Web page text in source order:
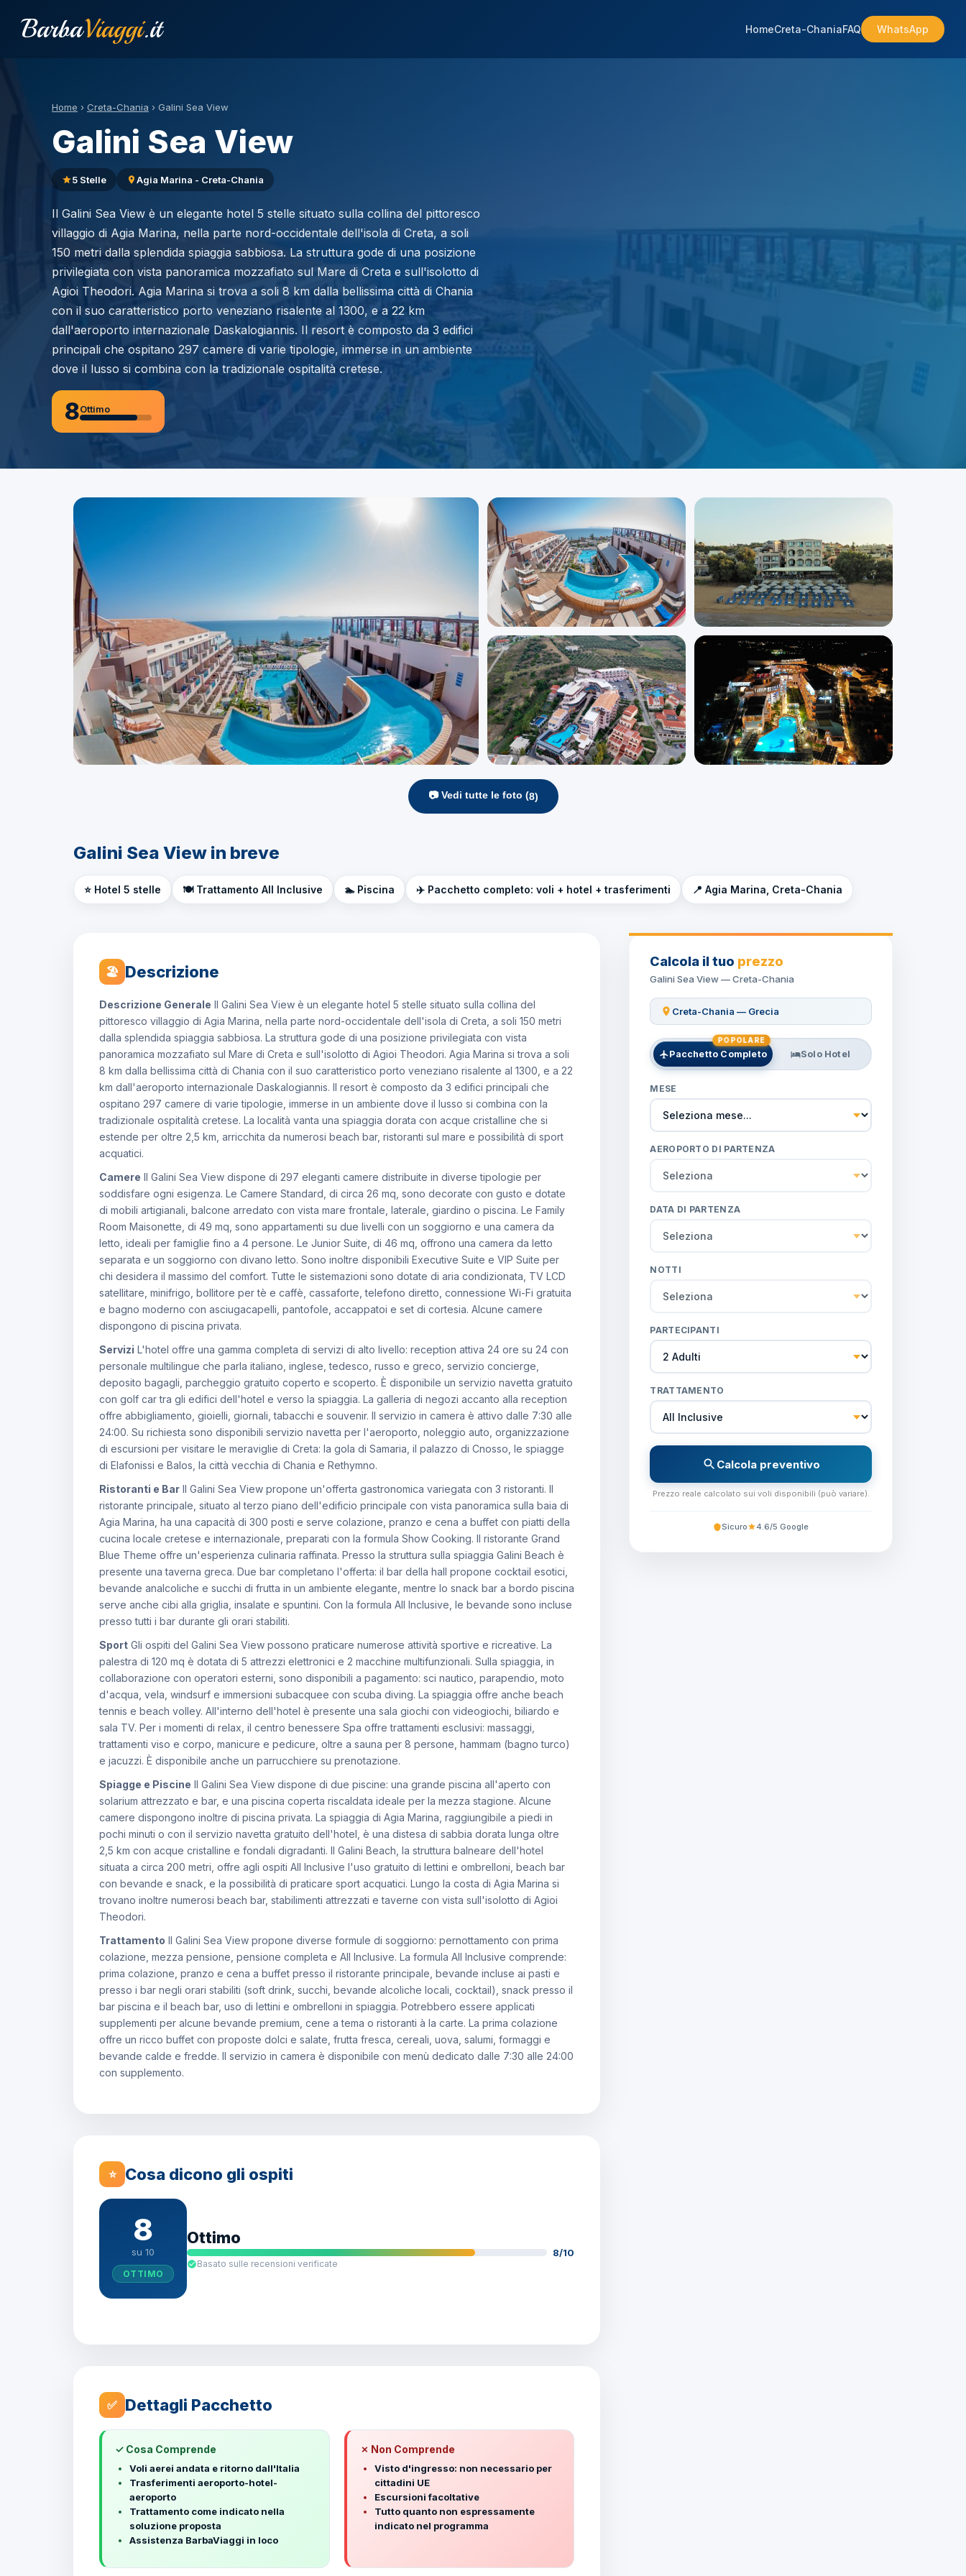
BarbaViaggi.it HomeCreta-ChaniaFAQ WhatsApp
Home › Creta-Chania › Galini Sea View
Galini Sea View
5 Stelle Agia Marina - Creta-Chania
Il Galini Sea View è un elegante hotel 5 stelle situato sulla collina del pittoresco
villaggio di Agia Marina, nella parte nord-occidentale dell'isola di Creta, a soli
150 metri dalla splendida spiaggia sabbiosa. La struttura gode di una posizione
privilegiata con vista panoramica mozzafiato sul Mare di Creta e sull'isolotto di
Agioi Theodori. Agia Marina si trova a soli 8 km dalla bellissima città di Chania
con il suo caratteristico porto veneziano risalente al 1300, e a 22 km
dall'aeroporto internazionale Daskalogiannis. Il resort è composto da 3 edifici
principali che ospitano 297 camere di varie tipologie, immerse in un ambiente
dove il lusso si combina con la tradizionale ospitalità cretese.
8Ottimo
📷 Vedi tutte le foto (8)
Galini Sea View in breve
⭐ Hotel 5 stelle 🍽️ Trattamento All Inclusive 🏊 Piscina ✈️ Pacchetto completo: voli + hotel + trasferimenti 📍 Agia Marina, Creta-Chania
🏖 Descrizione
Descrizione Generale Il Galini Sea View è un elegante hotel 5 stelle situato sulla collina del
pittoresco villaggio di Agia Marina, nella parte nord-occidentale dell'isola di Creta, a soli 150 metri
dalla splendida spiaggia sabbiosa. La struttura gode di una posizione privilegiata con vista
panoramica mozzafiato sul Mare di Creta e sull'isolotto di Agioi Theodori. Agia Marina si trova a soli
8 km dalla bellissima città di Chania con il suo caratteristico porto veneziano risalente al 1300, e a 22
km dall'aeroporto internazionale Daskalogiannis. Il resort è composto da 3 edifici principali che
ospitano 297 camere di varie tipologie, immerse in un ambiente dove il lusso si combina con la
tradizionale ospitalità cretese. La località vanta una spiaggia dorata con acque cristalline che si
estende per oltre 2,5 km, arricchita da numerosi beach bar, ristoranti sul mare e possibilità di sport
acquatici.
Camere Il Galini Sea View dispone di 297 eleganti camere distribuite in diverse tipologie per
soddisfare ogni esigenza. Le Camere Standard, di circa 26 mq, sono decorate con gusto e dotate
di mobili artigianali, balcone arredato con vista mare frontale, laterale, giardino o piscina. Le Family
Room Maisonette, di 49 mq, sono appartamenti su due livelli con un soggiorno e una camera da
letto, ideali per famiglie fino a 4 persone. Le Junior Suite, di 46 mq, offrono una camera da letto
separata e un soggiorno con divano letto. Sono inoltre disponibili Executive Suite e VIP Suite per
chi desidera il massimo del comfort. Tutte le sistemazioni sono dotate di aria condizionata, TV LCD
satellitare, minifrigo, bollitore per tè e caffè, cassaforte, telefono diretto, connessione Wi-Fi gratuita
e bagno moderno con asciugacapelli, pantofole, accappatoi e set di cortesia. Alcune camere
dispongono di piscina privata.
Servizi L'hotel offre una gamma completa di servizi di alto livello: reception attiva 24 ore su 24 con
personale multilingue che parla italiano, inglese, tedesco, russo e greco, servizio concierge,
deposito bagagli, parcheggio gratuito coperto e scoperto. È disponibile un servizio navetta gratuito
con golf car tra gli edifici dell'hotel e verso la spiaggia. La galleria di negozi accanto alla reception
offre abbigliamento, gioielli, giornali, tabacchi e souvenir. Il servizio in camera è attivo dalle 7:30 alle
24:00. Su richiesta sono disponibili servizio navetta per l'aeroporto, noleggio auto, organizzazione
di escursioni per visitare le meraviglie di Creta: la gola di Samaria, il palazzo di Cnosso, le spiagge
di Elafonissi e Balos, la città vecchia di Chania e Rethymno.
Ristoranti e Bar Il Galini Sea View propone un'offerta gastronomica variegata con 3 ristoranti. Il
ristorante principale, situato al terzo piano dell'edificio principale con vista panoramica sulla baia di
Agia Marina, ha una capacità di 300 posti e serve colazione, pranzo e cena a buffet con piatti della
cucina locale cretese e internazionale, preparati con la formula Show Cooking. Il ristorante Grand
Blue Theme offre un'esperienza culinaria raffinata. Presso la struttura sulla spiaggia Galini Beach è
presente una taverna greca. Due bar completano l'offerta: il bar della hall propone cocktail esotici,
bevande analcoliche e succhi di frutta in un ambiente elegante, mentre lo snack bar a bordo piscina
serve anche cibi alla griglia, insalate e spuntini. Con la formula All Inclusive, le bevande sono incluse
presso tutti i bar durante gli orari stabiliti.
Sport Gli ospiti del Galini Sea View possono praticare numerose attività sportive e ricreative. La
palestra di 120 mq è dotata di 5 attrezzi elettronici e 2 macchine multifunzionali. Sulla spiaggia, in
collaborazione con operatori esterni, sono disponibili a pagamento: sci nautico, parapendio, moto
d'acqua, vela, windsurf e immersioni subacquee con scuba diving. La spiaggia offre anche beach
tennis e beach volley. All'interno dell'hotel è presente una sala giochi con videogiochi, biliardo e
sala TV. Per i momenti di relax, il centro benessere Spa offre trattamenti esclusivi: massaggi,
trattamenti viso e corpo, manicure e pedicure, oltre a sauna per 8 persone, hammam (bagno turco)
e jacuzzi. È disponibile anche un parrucchiere su prenotazione.
Spiagge e Piscine Il Galini Sea View dispone di due piscine: una grande piscina all'aperto con
solarium attrezzato e bar, e una piscina coperta riscaldata ideale per la mezza stagione. Alcune
camere dispongono inoltre di piscina privata. La spiaggia di Agia Marina, raggiungibile a piedi in
pochi minuti o con il servizio navetta gratuito dell'hotel, è una distesa di sabbia dorata lunga oltre
2,5 km con acque cristalline e fondali digradanti. Il Galini Beach, la struttura balneare dell'hotel
situata a circa 200 metri, offre agli ospiti All Inclusive l'uso gratuito di lettini e ombrelloni, beach bar
con bevande e snack, e la possibilità di praticare sport acquatici. Lungo la costa di Agia Marina si
trovano inoltre numerosi beach bar, stabilimenti attrezzati e taverne con vista sull'isolotto di Agioi
Theodori.
Trattamento Il Galini Sea View propone diverse formule di soggiorno: pernottamento con prima
colazione, mezza pensione, pensione completa e All Inclusive. La formula All Inclusive comprende:
prima colazione, pranzo e cena a buffet presso il ristorante principale, bevande incluse ai pasti e
presso i bar negli orari stabiliti (soft drink, succhi, bevande alcoliche locali, cocktail), snack presso il
bar piscina e il beach bar, uso di lettini e ombrelloni in spiaggia. Potrebbero essere applicati
supplementi per alcune bevande premium, cene a tema o ristoranti à la carte. La prima colazione
offre un ricco buffet con proposte dolci e salate, frutta fresca, cereali, uova, salumi, formaggi e
bevande calde e fredde. Il servizio in camera è disponibile con menù dedicato dalle 7:30 alle 24:00
con supplemento.
⭐ Cosa dicono gli ospiti
8
su 10
OTTIMO
Ottimo
8/10
Basato sulle recensioni verificate
✅ Dettagli Pacchetto
✓ Cosa Comprende
Voli aerei andata e ritorno dall'Italia
Trasferimenti aeroporto-hotel-
aeroporto
Trattamento come indicato nella
soluzione proposta
Assistenza BarbaViaggi in loco
✗ Non Comprende
Visto d'ingresso: non necessario per
cittadini UE
Escursioni facoltative
Tutto quanto non espressamente
indicato nel programma
Calcola il tuo prezzo
Galini Sea View — Creta-Chania
Creta-Chania — Grecia
Pacchetto Completo
POPOLARE
Solo Hotel
MESE
AEROPORTO DI PARTENZA
DATA DI PARTENZA
NOTTI
PARTECIPANTI
TRATTAMENTO
Calcola preventivo
Prezzo reale calcolato sui voli disponibili (può variare).
Sicuro 4.6/5 Google